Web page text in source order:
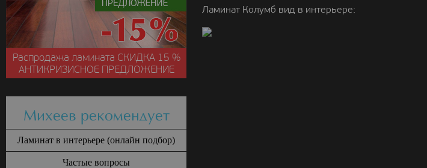
Ламинат Колумб вид в интерьере:
Распродажа ламината СКИДКА15 %
АНТИКРИЗИСНОЕ ПРЕДЛОЖЕНИЕ
Михеев рекомендует
Ламинат в интерьере (онлайн подбор)
Частые вопросы